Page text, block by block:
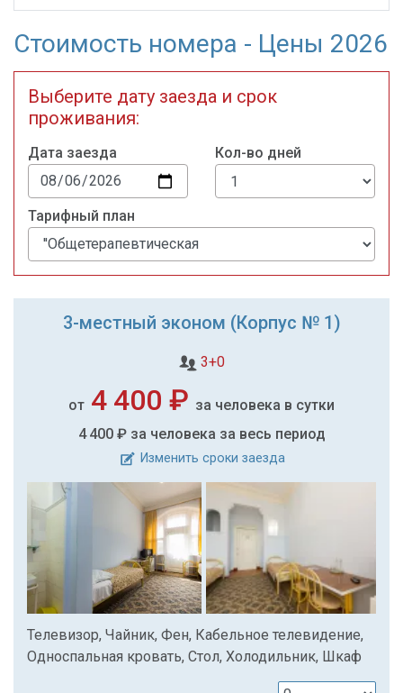
Стоимость номера - Цены 2026
Выберите дату заезда и срок
проживания:
Дата заезда Кол-во дней
Тарифный план
3-местный эконом (Корпус № 1)
3+0
от 4 400 ₽ за человека в сутки
4 400 ₽ за человека за весь период
Изменить сроки заезда
Телевизор, Чайник, Фен, Кабельное телевидение,
Односпальная кровать, Стол, Холодильник, Шкаф